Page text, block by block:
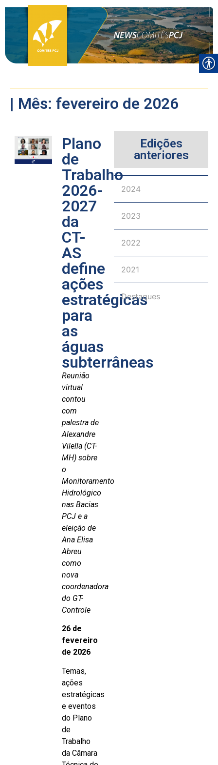
| Mês: fevereiro de 2026
Plano
de
Trabalho
2026-
2027
da
CT-
AS
define
ações
estratégicas
para
as
águas
subterrâneas
Reunião
virtual
contou
com
palestra de
Alexandre
Vilella (CT-
MH) sobre
o
Monitoramento
Hidrológico
nas Bacias
PCJ e a
eleição de
Ana Elisa
Abreu
como
nova
coordenadora
do GT-
Controle
26 de
fevereiro
de 2026
Temas,
ações
estratégicas
e eventos
do Plano
de
Trabalho
da Câmara
Edições
anteriores
2024
2023
2022
2021
Destaques